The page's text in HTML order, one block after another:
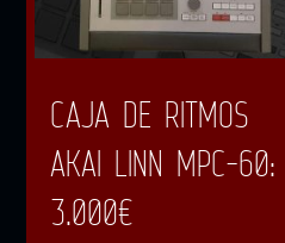
CAJA DE RITMOS
AKAI LINN MPC-60:
3.000€